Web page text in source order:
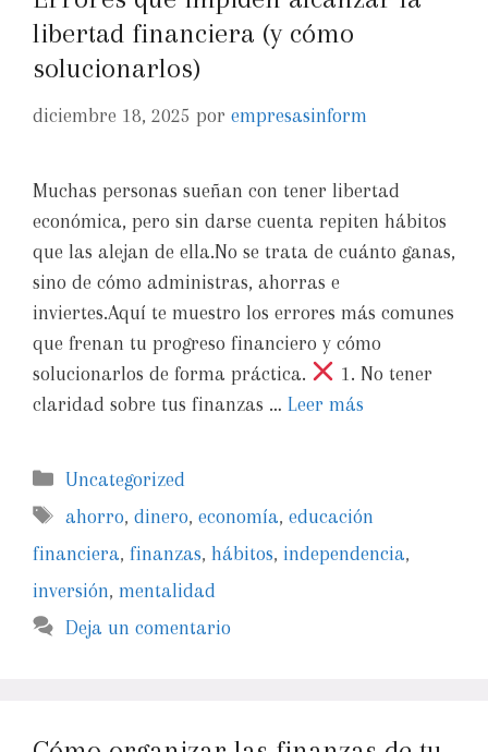
libertad financiera (y cómo
solucionarlos)
diciembre 18, 2025 por empresasinform
Muchas personas sueñan con tener libertad
económica, pero sin darse cuenta repiten hábitos
que las alejan de ella.No se trata de cuánto ganas,
sino de cómo administras, ahorras e
inviertes.Aquí te muestro los errores más comunes
que frenan tu progreso financiero y cómo
solucionarlos de forma práctica.
1. No tener
claridad sobre tus finanzas … Leer más
Uncategorized
ahorro,dinero,economía,educación
financiera, finanzas, hábitos, independencia,
inversión, mentalidad
Deja un comentario